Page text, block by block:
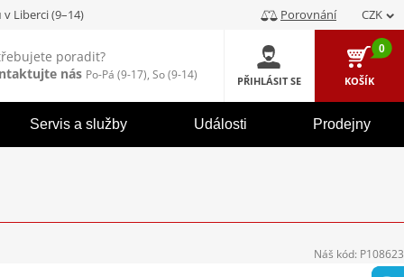
v Liberci (9–14) Porovnání CZK
poradit?
nás Po-Pá (9-17), So (9-14) PŘIHLÁSIT SE
0
KOŠÍK
Servis a služby Události Prodejny
Náš kód: P108623